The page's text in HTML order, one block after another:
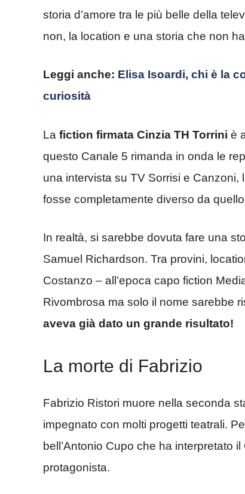
storia d’amore tra le più belle della
non, la location e una storia che non
Leggi anche: Elisa Isoardi, chi è la
curiosità
La fiction firmata Cinzia TH Torrini è
questo Canale 5 rimanda in onda le
una intervista su TV Sorrisi e Canzoni,
fosse completamente diverso da
In realtà, si sarebbe dovuta fare una
Samuel Richardson. Tra provini,
Costanzo – all’epoca capo fiction
Rivombrosa ma solo il nome sarebbe
aveva già dato un grande risultato!
La morte di Fabrizio
Fabrizio Ristori muore nella seconda
impegnato con molti progetti teatrali.
bell’Antonio Cupo che ha interpretato il
protagonista.